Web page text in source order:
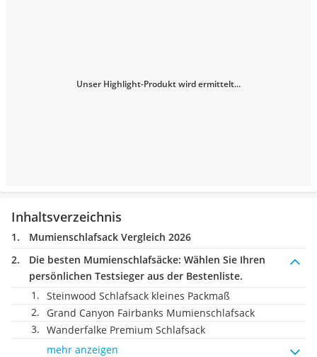
Unser Highlight-Produkt wird ermittelt...
Inhaltsverzeichnis
Mumienschlafsack Vergleich 2026
Die besten Mumienschlafsäcke: Wählen Sie Ihren
persönlichen Testsieger aus der Bestenliste.
Steinwood Schlafsack kleines Packmaß
Grand Canyon Fairbanks Mumienschlafsack
Wanderfalke Premium Schlafsack
mehr anzeigen